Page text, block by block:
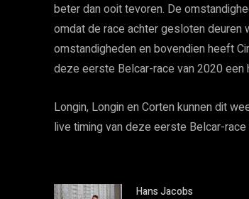
beter dan ooit tevoren. De
omdat de race achter gesloten
omstandigheden en bovendien heeft
deze eerste Belcar-race van 2020 een
Longin, Longin en Corten kunnen dit
live timing van deze eerste Belcar-
Hans Jacobs